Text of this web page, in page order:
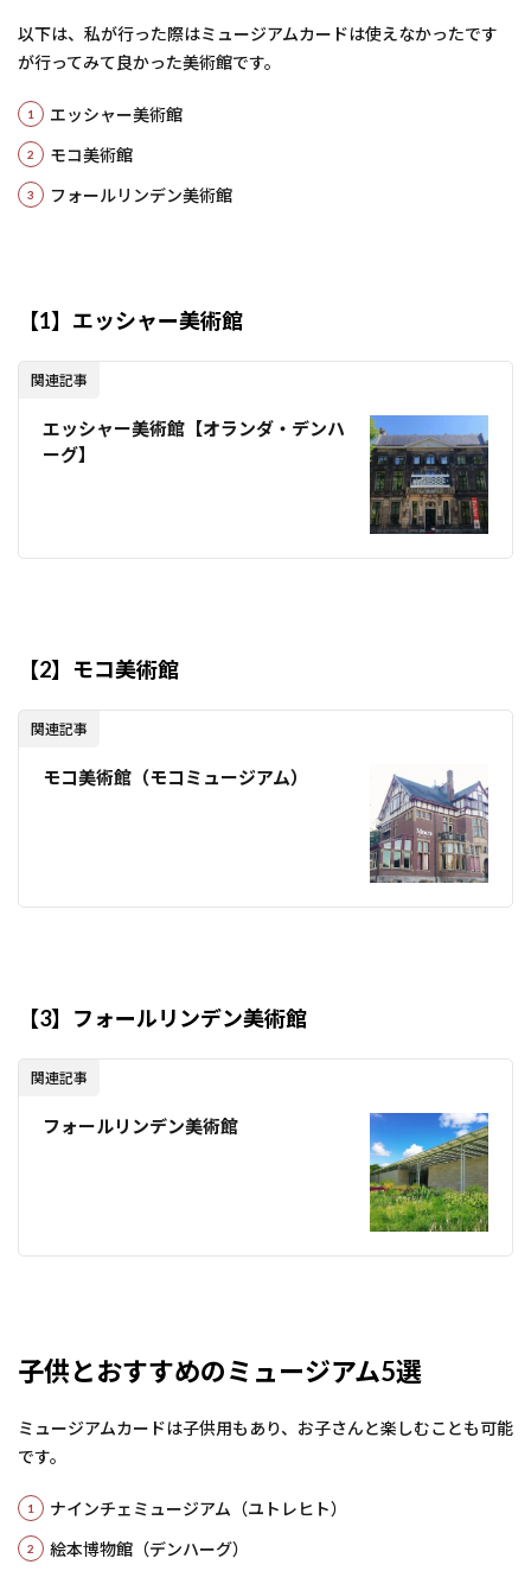
以下は、私が行った際はミュージアムカードは使えなかったです
が行ってみて良かった美術館です。
エッシャー美術館
モコ美術館
フォールリンデン美術館
【1】エッシャー美術館
関連記事
エッシャー美術館【オランダ・デンハ
ーグ】
【2】モコ美術館
関連記事
モコ美術館（モコミュージアム）
【3】フォールリンデン美術館
関連記事
フォールリンデン美術館
子供とおすすめのミュージアム5選
ミュージアムカードは子供用もあり、お子さんと楽しむことも可能
です。
ナインチェミュージアム（ユトレヒト）
絵本博物館（デンハーグ）